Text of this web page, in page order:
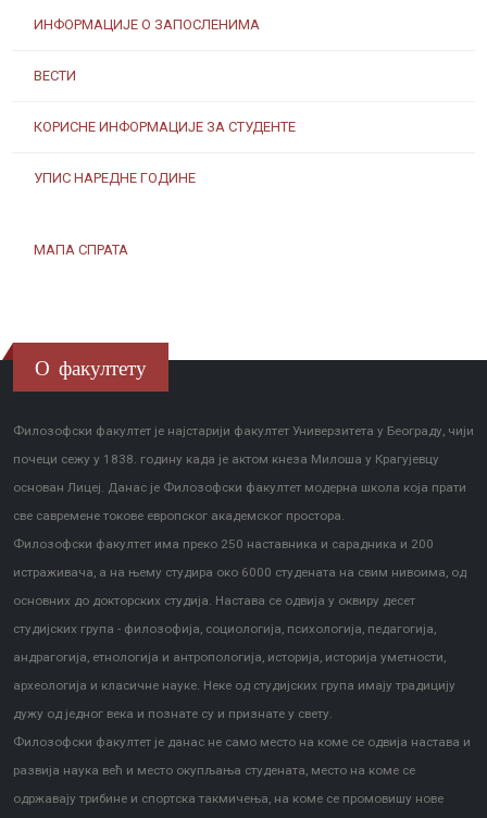
ИНФОРМАЦИЈЕ О ЗАПОСЛЕНИМА
ВЕСТИ
КОРИСНЕ ИНФОРМАЦИЈЕ ЗА СТУДЕНТЕ
УПИС НАРЕДНЕ ГОДИНЕ
МАПА СПРАТА
О факултету
Филозофски факултет је најстарији факултет Универзитета у Београду, чији
почеци сежу у 1838. годину када је актом кнеза Милоша у Крагујевцу
основан Лицеј. Данас је Филозофски факултет модерна школа која прати
све савремене токове европског академског простора.
Филозофски факултет има преко 250 наставника и сарадника и 200
истраживача, а на њему студира око 6000 студената на свим нивоима, од
основних до докторских студија. Настава се одвија у оквиру десет
студијских група - филозофија, социологија, психологија, педагогија,
андрагогија, етнологија и антропологија, историја, историја уметности,
археологија и класичне науке. Неке од студијских група имају традицију
дужу од једног века и познате су и признате у свету.
Филозофски факултет је данас не само место на коме се одвија настава и
развија наука већ и место окупљања студената, место на коме се
одржавају трибине и спортска такмичења, на коме се промовишу нове